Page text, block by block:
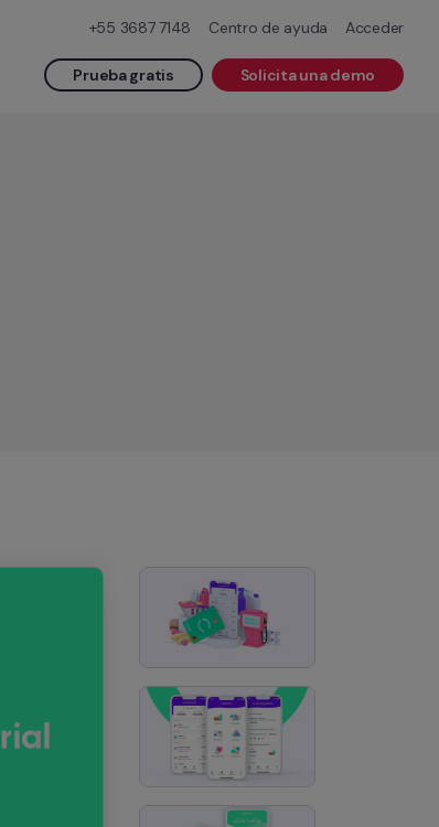
+55 3687 7148 Centro de ayuda Acceder
Prueba gratis Solicita una demo